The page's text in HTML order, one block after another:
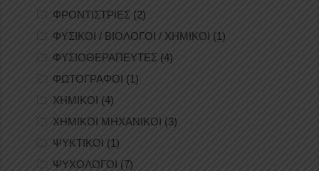
ΦΡΟΝΤΙΣΤΡΙΕΣ (2)
ΦΥΣΙΚΟΙ / ΒΙΟΛΟΓΟΙ / ΧΗΜΙΚΟΙ (1)
ΦΥΣΙΟΘΕΡΑΠΕΥΤΕΣ (4)
ΦΩΤΟΓΡΑΦΟΙ (1)
ΧΗΜΙΚΟΙ (4)
ΧΗΜΙΚΟΙ ΜΗΧΑΝΙΚΟΙ (3)
ΨΥΚΤΙΚΟΙ (1)
ΨΥΧΟΛΟΓΟΙ (7)